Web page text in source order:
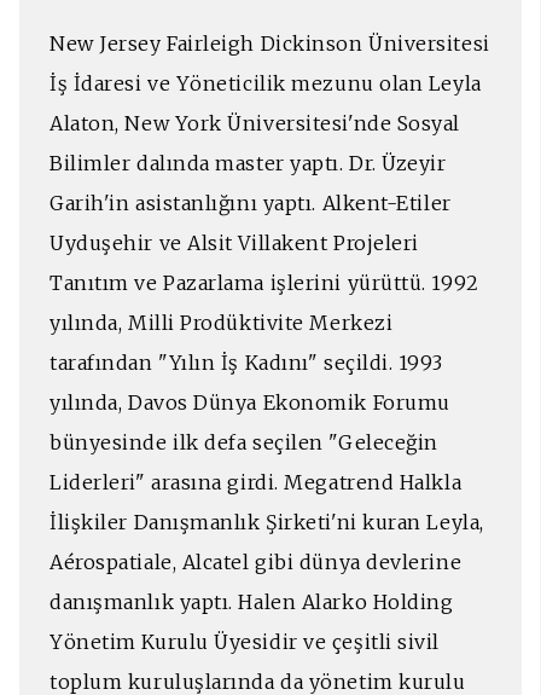
New Jersey Fairleigh Dickinson Üniversitesi
İş İdaresi ve Yöneticilik mezunu olan Leyla
Alaton, New York Üniversitesi'nde Sosyal
Bilimler dalında master yaptı. Dr. Üzeyir
Garih'in asistanlığını yaptı. Alkent-Etiler
Uyduşehir ve Alsit Villakent Projeleri
Tanıtım ve Pazarlama işlerini yürüttü. 1992
yılında, Milli Prodüktivite Merkezi
tarafından "Yılın İş Kadını" seçildi. 1993
yılında, Davos Dünya Ekonomik Forumu
bünyesinde ilk defa seçilen "Geleceğin
Liderleri" arasına girdi. Megatrend Halkla
İlişkiler Danışmanlık Şirketi'ni kuran Leyla,
Aérospatiale, Alcatel gibi dünya devlerine
danışmanlık yaptı. Halen Alarko Holding
Yönetim Kurulu Üyesidir ve çeşitli sivil
toplum kuruluşlarında da yönetim kurulu